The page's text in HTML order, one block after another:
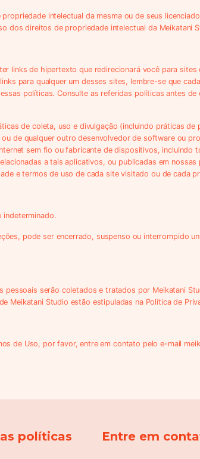
intelectual da mesma ou de seus
dos direitos de propriedade intelectual da Meikatani
links de hipertexto que redirecionará você para
para qualquer um desses sites, lembre-se que
políticas. Consulte as referidas políticas antes de
de coleta, uso e divulgação (incluindo práticas
de qualquer outro desenvolvedor de software ou
sem fio ou fabricante de dispositivos, incluindo
a tais aplicativos, ou publicadas em
e termos de uso de cada site visitado ou de cada
indeterminado.
pode ser encerrado, suspenso ou interrompido
pessoais serão coletados e tratados por Meikatani
Meikatani Studio estão estipuladas na Política de
de Uso, por favor, entre em contato pelo e-mail
políticas Entre em